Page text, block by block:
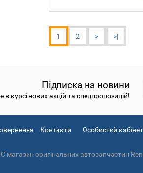
1 2 > >|
Підписка на новини
в курсі нових акцій та спецпропозицій!
Контакти Особистий кабінет
оригінальних автозапчастин